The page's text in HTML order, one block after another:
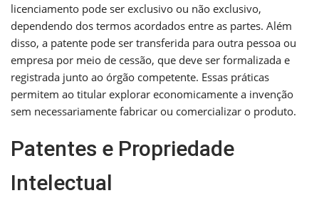
licenciamento pode ser exclusivo ou não exclusivo,
dependendo dos termos acordados entre as partes. Além
disso, a patente pode ser transferida para outra pessoa ou
empresa por meio de cessão, que deve ser formalizada e
registrada junto ao órgão competente. Essas práticas
permitem ao titular explorar economicamente a invenção
sem necessariamente fabricar ou comercializar o produto.
Patentes e Propriedade
Intelectual